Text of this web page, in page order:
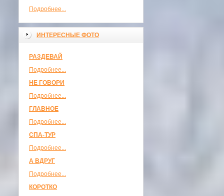
Подробнее...
ИНТЕРЕСНЫЕ ФОТО
РАЗДЕВАЙ
Подробнее...
НЕ ГОВОРИ
Подробнее...
ГЛАВНОЕ
Подробнее...
СПА-ТУР
Подробнее...
А ВДРУГ
Подробнее...
КОРОТКО